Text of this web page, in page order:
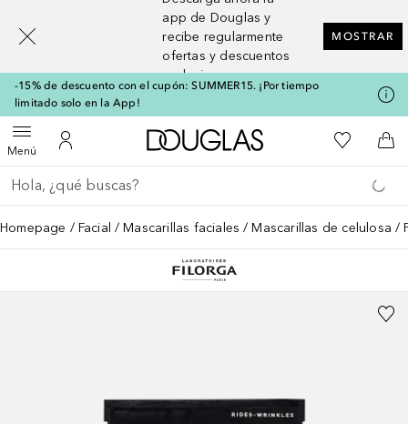
app de Douglas y
recibe regularmente
ofertas y descuentos
exclusivos
MOSTRAR
-15% de descuento con el cupón: SUMMER15. ¡Por tiempo
limitado solo en la App!
MenúAbrir menúMi cuenta
A Douglas HomeMi lista de
A
Regresar
Ejecutar búsqueda
Homepage Facial Mascarillas faciales Mascarillas de celulosa
[navigation.slideout.screenreader]